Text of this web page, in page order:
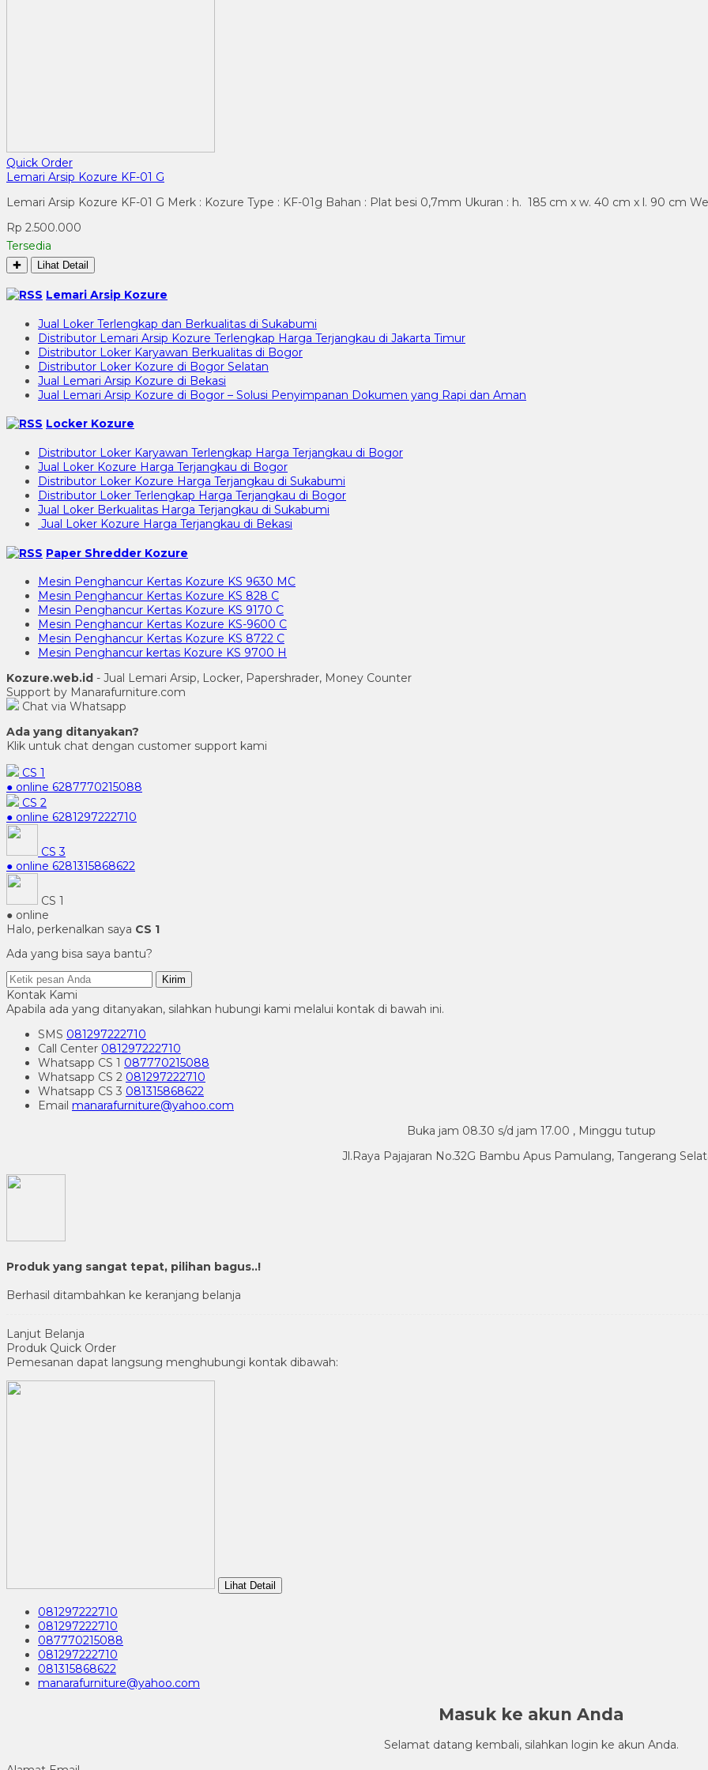
Quick Order
Lemari Arsip Kozure KF-01 G
Lemari Arsip Kozure KF-01 G Merk : Kozure Type : KF-01g Bahan : Plat besi 0,7mm Ukuran : h. 185 cm x w. 40 cm x l. 90 cm
Rp 2.500.000
Tersedia
✚ Lihat Detail
Lemari Arsip Kozure
Jual Loker Terlengkap dan Berkualitas di Sukabumi
Distributor Lemari Arsip Kozure Terlengkap Harga Terjangkau di Jakarta Timur
Distributor Loker Karyawan Berkualitas di Bogor
Distributor Loker Kozure di Bogor Selatan
Jual Lemari Arsip Kozure di Bekasi
Jual Lemari Arsip Kozure di Bogor – Solusi Penyimpanan Dokumen yang Rapi dan Aman
Locker Kozure
Distributor Loker Karyawan Terlengkap Harga Terjangkau di Bogor
Jual Loker Kozure Harga Terjangkau di Bogor
Distributor Loker Kozure Harga Terjangkau di Sukabumi
Distributor Loker Terlengkap Harga Terjangkau di Bogor
Jual Loker Berkualitas Harga Terjangkau di Sukabumi
Jual Loker Kozure Harga Terjangkau di Bekasi
Paper Shredder Kozure
Mesin Penghancur Kertas Kozure KS 9630 MC
Mesin Penghancur Kertas Kozure KS 828 C
Mesin Penghancur Kertas Kozure KS 9170 C
Mesin Penghancur Kertas Kozure KS-9600 C
Mesin Penghancur Kertas Kozure KS 8722 C
Mesin Penghancur kertas Kozure KS 9700 H
Kozure.web.id - Jual Lemari Arsip, Locker, Papershrader, Money Counter
Support by Manarafurniture.com
Chat via Whatsapp
Ada yang ditanyakan?
Klik untuk chat dengan customer support kami
CS 1
● online 6287770215088
CS 2
● online 6281297222710
CS 3
● online 6281315868622
CS 1
● online
Halo, perkenalkan saya CS 1
Ada yang bisa saya bantu?
Kirim
Kontak Kami
Apabila ada yang ditanyakan, silahkan hubungi kami melalui kontak di bawah ini.
SMS 081297222710
Call Center 081297222710
Whatsapp CS 1 087770215088
Whatsapp CS 2 081297222710
Whatsapp CS 3 081315868622
Email manarafurniture@yahoo.com
Buka jam 08.30 s/d jam 17.00 , Minggu tutup
Jl.Raya Pajajaran No.32G Bambu Apus Pamulang, Tangerang
Produk yang sangat tepat, pilihan bagus..!
Berhasil ditambahkan ke keranjang belanja
Lanjut Belanja
Produk Quick Order
Pemesanan dapat langsung menghubungi kontak dibawah:
Lihat Detail
081297222710
081297222710
087770215088
081297222710
081315868622
manarafurniture@yahoo.com
Masuk ke akun Anda
Selamat datang kembali, silahkan login ke akun Anda.